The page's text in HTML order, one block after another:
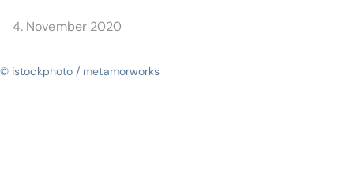
4. November 2020
© istockphoto / metamorworks